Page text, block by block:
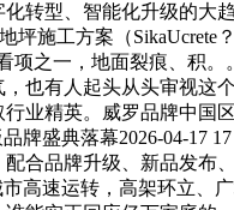
型、智能化升级的大
施工方案（
之一，地面裂痕、积
也有人起头从头审视
业精英。威罗品牌中
盛典落幕2026-04-17
合品牌升级、新品发
市高速运转，高架环立